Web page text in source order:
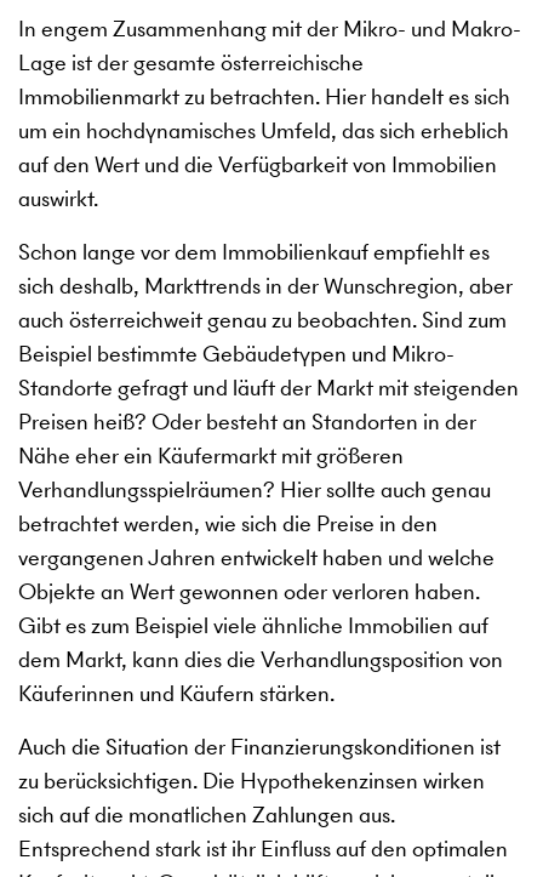
In engem Zusammenhang mit der Mikro- und Makro-
Lage ist der gesamte österreichische
Immobilienmarkt zu betrachten. Hier handelt es sich
um ein hochdynamisches Umfeld, das sich erheblich
auf den Wert und die Verfügbarkeit von Immobilien
auswirkt.
Schon lange vor dem Immobilienkauf empfiehlt es
sich deshalb, Markttrends in der Wunschregion, aber
auch österreichweit genau zu beobachten. Sind zum
Beispiel bestimmte Gebäudetypen und Mikro-
Standorte gefragt und läuft der Markt mit steigenden
Preisen heiß? Oder besteht an Standorten in der
Nähe eher ein Käufermarkt mit größeren
Verhandlungsspielräumen? Hier sollte auch genau
betrachtet werden, wie sich die Preise in den
vergangenen Jahren entwickelt haben und welche
Objekte an Wert gewonnen oder verloren haben.
Gibt es zum Beispiel viele ähnliche Immobilien auf
dem Markt, kann dies die Verhandlungsposition von
Käuferinnen und Käufern stärken.
Auch die Situation der Finanzierungskonditionen ist
zu berücksichtigen. Die Hypothekenzinsen wirken
sich auf die monatlichen Zahlungen aus.
Entsprechend stark ist ihr Einfluss auf den optimalen